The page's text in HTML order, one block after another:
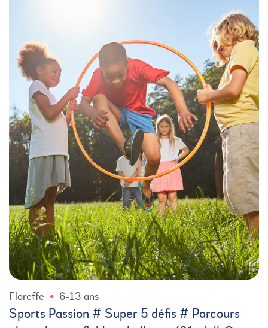
Floreffe 6-13 ans
Sports Passion # Super 5 défis # Parcours